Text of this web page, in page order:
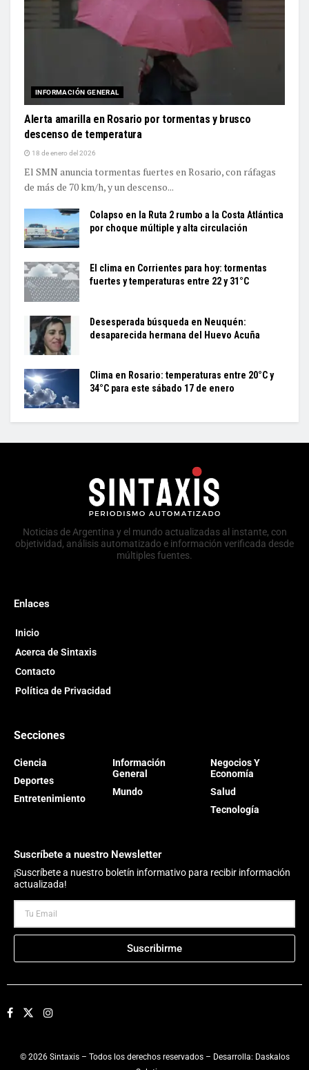
INFORMACIÓN GENERAL
Alerta amarilla en Rosario por tormentas y brusco
descenso de temperatura
18 de enero del 2026
El SMN anuncia tormentas fuertes en Rosario, con ráfagas
de más de 70 km/h, y un descenso...
Colapso en la Ruta 2 rumbo a la Costa Atlántica
por choque múltiple y alta circulación
El clima en Corrientes para hoy: tormentas
fuertes y temperaturas entre 22 y 31°C
Desesperada búsqueda en Neuquén:
desaparecida hermana del Huevo Acuña
Clima en Rosario: temperaturas entre 20°C y
34°C para este sábado 17 de enero
Noticias de Argentina y el mundo actualizadas al instante, con
objetividad, análisis automatizado e información verificada desde
múltiples fuentes.
Enlaces
Inicio
Acerca de Sintaxis
Contacto
Política de Privacidad
Secciones
Ciencia
Deportes
Entretenimiento
Información
General
Mundo
Negocios Y
Economía
Salud
Tecnología
Suscríbete a nuestro Newsletter
¡Suscríbete a nuestro boletín informativo para recibir información
actualizada!
Suscribirme
© 2026 Sintaxis – Todos los derechos reservados – Desarrolla: Daskalos